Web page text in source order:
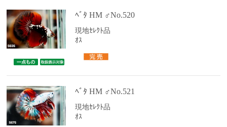
ﾍﾞﾀ HM ♂No.520
現地ｾﾚｸﾄ品
ｵｽ
ﾍﾞﾀ HM ♂No.521
現地ｾﾚｸﾄ品
ｵｽ